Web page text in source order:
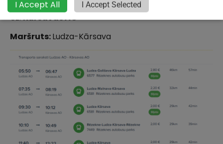
Uz:Kārsavas AO
Maršruts:Ludza-Kārsava
I Accept All I Accept Selected